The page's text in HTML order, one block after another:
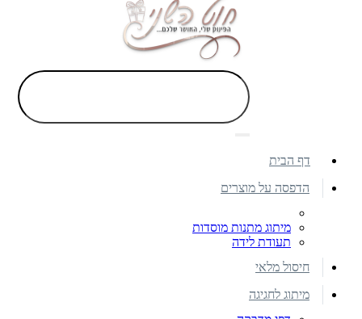
דף הבית
הדפסה על מוצרים
מיתוג מתנות מוסדות
תעודת לידה
חיסול מלאי
מיתוג לחגיגה